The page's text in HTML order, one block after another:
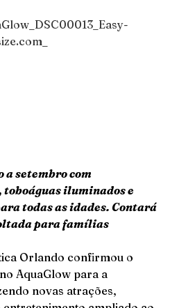
a setembro com
iluminados e
todas as idades. Contará
para famílias
Orlando confirmou o
AquaGlow para a
novas atrações,